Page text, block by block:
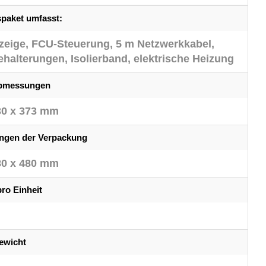
umfasst:
FCU-Steuerung, 5 m Netzwerkkabel,
Isolierband, elektrische Heizung
x 373 mm
der Verpackung
x 480 mm
Einheit